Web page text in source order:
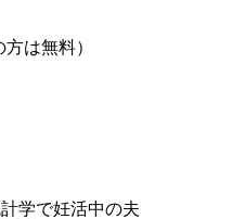
は無料）
学で妊活中の夫